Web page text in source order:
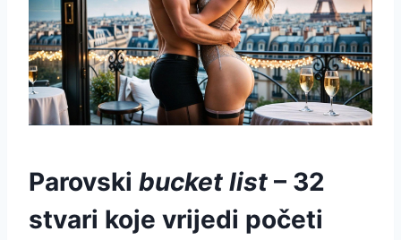
Parovski bucket list – 32
stvari koje vrijedi početi